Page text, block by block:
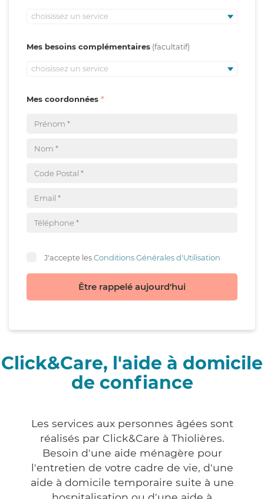
choisissez un service
Mes besoins complémentaires
choisissez un service
Mes coordonnées
J'accepte lesConditions Générales d'Utilisation
Être rappelé aujourd'hui
Click&Care, l'aide à domicile
de confiance
Les services aux personnes âgées sont
réalisés par Click&Care à Thiolières.
Besoin d'une aide ménagère pour
l'entretien de votre cadre de vie, d'une
aide à domicile temporaire suite à une